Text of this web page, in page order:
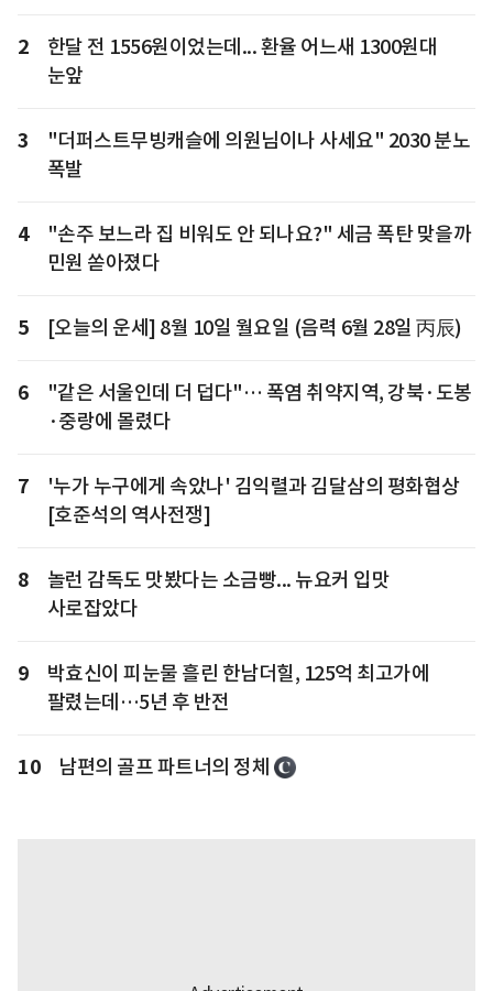
2
한달 전 1556원이었는데... 환율 어느새 1300원대
눈앞
3
"더퍼스트무빙캐슬에 의원님이나 사세요" 2030 분노
폭발
4
"손주 보느라 집 비워도 안 되나요?" 세금 폭탄 맞을까
민원 쏟아졌다
5 [오늘의 운세] 8월 10일 월요일 (음력 6월 28일 丙辰)
6
"같은 서울인데 더 덥다"… 폭염 취약지역, 강북·도봉
·중랑에 몰렸다
7
'누가 누구에게 속았나' 김익렬과 김달삼의 평화협상
[호준석의 역사전쟁]
8
놀런 감독도 맛봤다는 소금빵... 뉴요커 입맛
사로잡았다
9
박효신이 피눈물 흘린 한남더힐, 125억 최고가에
팔렸는데…5년 후 반전
10 남편의 골프 파트너의 정체